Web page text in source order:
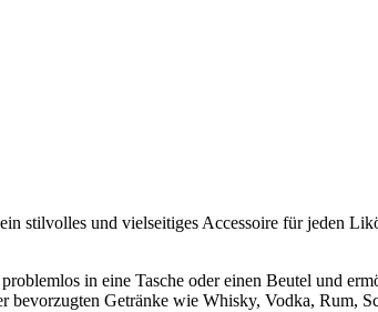
stilvolles und vielseitiges Accessoire für jeden
in eine Tasche oder einen Beutel und
bevorzugten Getränke wie Whisky, Vodka, Rum,